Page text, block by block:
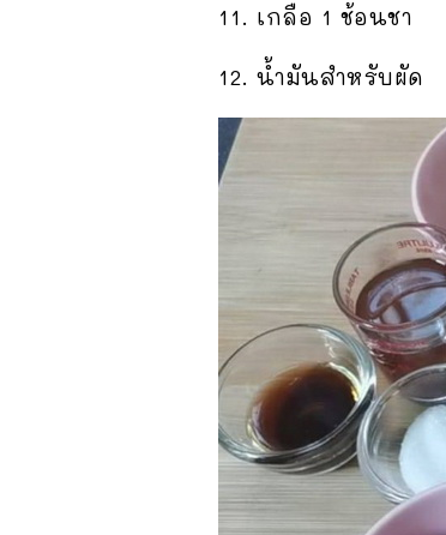
11. เกลือ 1 ช้อนชา
12. น้ำมันสำหรับผัด